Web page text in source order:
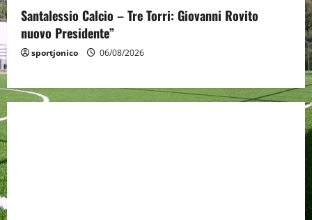
Santalessio Calcio – Tre Torri: Giovanni Rovito
nuovo Presidente”
sportjonico 06/08/2026